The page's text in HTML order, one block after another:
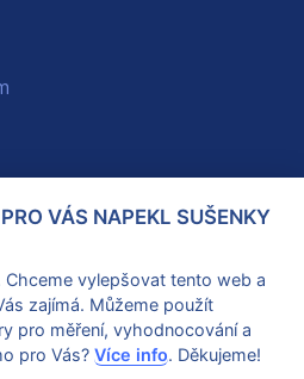
VÁS NAPEKL SUŠENKY
Chceme vylepšovat tento web a
zajímá. Můžeme použít
pro měření, vyhodnocování a
pro Vás?Více info. Děkujeme!